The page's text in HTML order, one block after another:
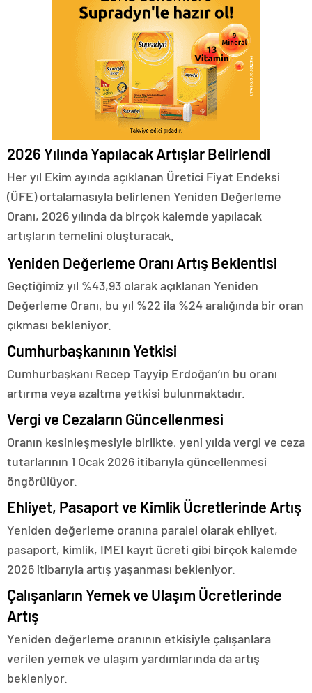
2026 Yılında Yapılacak Artışlar Belirlendi
Her yıl Ekim ayında açıklanan Üretici Fiyat Endeksi
(ÜFE) ortalamasıyla belirlenen Yeniden Değerleme
Oranı, 2026 yılında da birçok kalemde yapılacak
artışların temelini oluşturacak.
Yeniden Değerleme Oranı Artış Beklentisi
Geçtiğimiz yıl %43,93 olarak açıklanan Yeniden
Değerleme Oranı, bu yıl %22 ila %24 aralığında bir oran
çıkması bekleniyor.
Cumhurbaşkanının Yetkisi
Cumhurbaşkanı Recep Tayyip Erdoğan’ın bu oranı
artırma veya azaltma yetkisi bulunmaktadır.
Vergi ve Cezaların Güncellenmesi
Oranın kesinleşmesiyle birlikte, yeni yılda vergi ve ceza
tutarlarının 1 Ocak 2026 itibarıyla güncellenmesi
öngörülüyor.
Ehliyet, Pasaport ve Kimlik Ücretlerinde Artış
Yeniden değerleme oranına paralel olarak ehliyet,
pasaport, kimlik, IMEI kayıt ücreti gibi birçok kalemde
2026 itibarıyla artış yaşanması bekleniyor.
Çalışanların Yemek ve Ulaşım Ücretlerinde
Artış
Yeniden değerleme oranının etkisiyle çalışanlara
verilen yemek ve ulaşım yardımlarında da artış
bekleniyor.